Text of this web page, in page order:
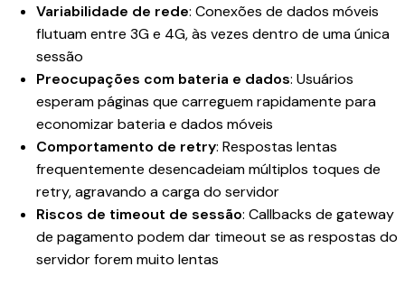
Variabilidade de rede: Conexões de dados móveis
flutuam entre 3G e 4G, às vezes dentro de uma única
sessão
Preocupações com bateria e dados: Usuários
esperam páginas que carreguem rapidamente para
economizar bateria e dados móveis
Comportamento de retry: Respostas lentas
frequentemente desencadeiam múltiplos toques de
retry, agravando a carga do servidor
Riscos de timeout de sessão: Callbacks de gateway
de pagamento podem dar timeout se as respostas do
servidor forem muito lentas